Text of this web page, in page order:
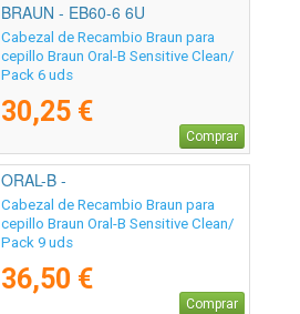
BRAUN - EB60-6 6U
Cabezal de Recambio Braun para
cepillo Braun Oral-B Sensitive Clean/
Pack 6 uds
30,25 €
Comprar
ORAL-B -
Cabezal de Recambio Braun para
cepillo Braun Oral-B Sensitive Clean/
Pack 9 uds
36,50 €
Comprar